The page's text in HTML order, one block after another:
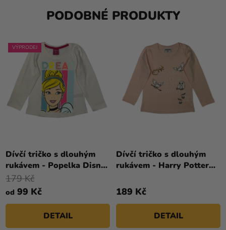
PODOBNÉ PRODUKTY
VÝPRODEJ
Dívčí tričko s dlouhým
rukávem - Popelka Disney
bílé
od 99 Kč
179 Kč
DETAIL
Dívčí tričko s dlouhým
rukávem - Harry Potter
189 Kč
DETAIL